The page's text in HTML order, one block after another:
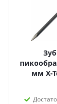
мм X-